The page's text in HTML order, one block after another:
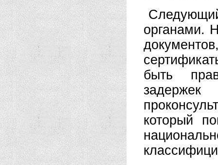
органами.
быть
который